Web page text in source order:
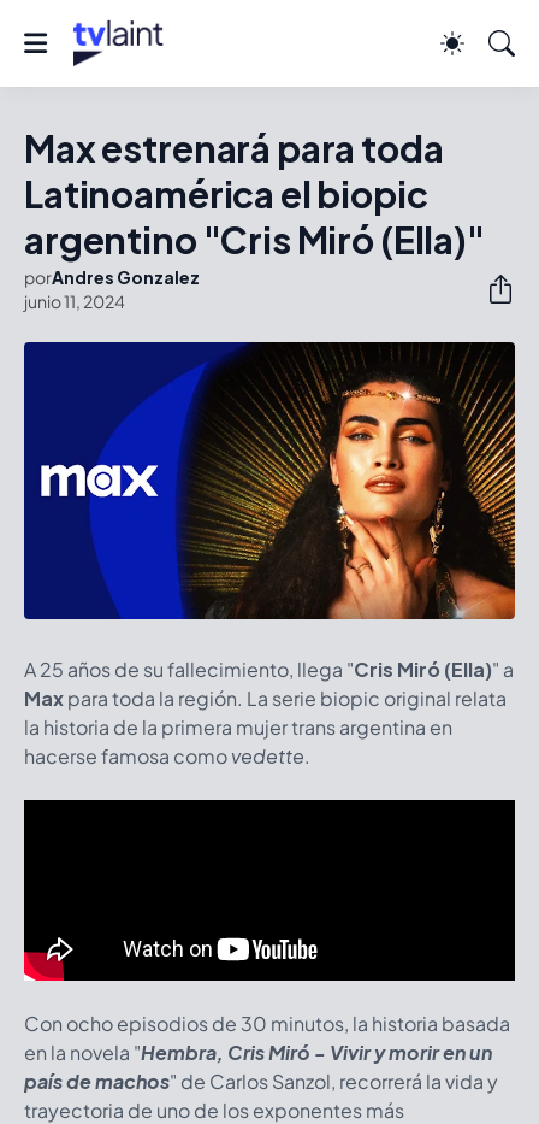
Max estrenará para toda
Latinoamérica el biopic
argentino "Cris Miró (Ella)"
porAndres Gonzalez
junio 11, 2024
A 25 años de su fallecimiento, llega "Cris Miró (Ella)" a
Maxpara toda la región. La serie biopic original relata
la historia de la primera mujer trans argentina en
hacerse famosa comovedette.
Con ocho episodios de 30 minutos, la historia basada
en la novela "Hembra, Cris Miró - Vivir y morir en un
país de machos" de Carlos Sanzol, recorrerá la vida y
trayectoria de uno de los exponentes más